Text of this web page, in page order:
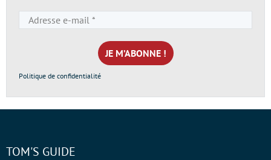
e-
mail
*
Politique de confidentialité
TOM'S GUIDE